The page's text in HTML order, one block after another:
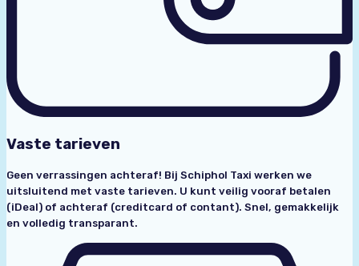
Vaste tarieven
Geen verrassingen achteraf! Bij Schiphol Taxi werken we
uitsluitend met vaste tarieven. U kunt veilig vooraf betalen
(iDeal) of achteraf (creditcard of contant). Snel, gemakkelijk
en volledig transparant.